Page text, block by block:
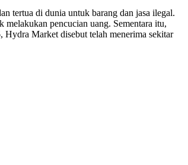
tertua di dunia untuk barang dan jasa ilegal.
pencucian uang. Sementara itu,
Market disebut telah menerima sekitar